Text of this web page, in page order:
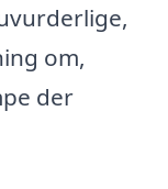
om,
der